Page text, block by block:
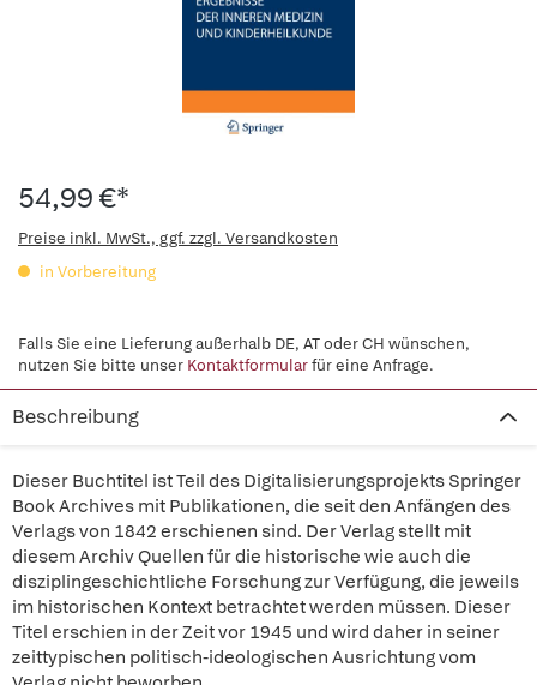
54,99 €*
Preise inkl. MwSt., ggf. zzgl. Versandkosten
in Vorbereitung
Falls Sie eine Lieferung außerhalb DE, AT oder CH wünschen,
nutzen Sie bitte unser Kontaktformularfür eine Anfrage.
Beschreibung
Dieser Buchtitel ist Teil des Digitalisierungsprojekts Springer
Book Archives mit Publikationen, die seit den Anfängen des
Verlags von 1842 erschienen sind. Der Verlag stellt mit
diesem Archiv Quellen für die historische wie auch die
disziplingeschichtliche Forschung zur Verfügung, die jeweils
im historischen Kontext betrachtet werden müssen. Dieser
Titel erschien in der Zeit vor 1945 und wird daher in seiner
zeittypischen politisch-ideologischen Ausrichtung vom